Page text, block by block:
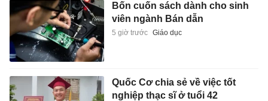
Bốn cuốn sách dành cho sinh
viên ngành Bán dẫn
5 giờ trước Giáo dục
Quốc Cơ chia sẻ về việc tốt
nghiệp thạc sĩ ở tuổi 42